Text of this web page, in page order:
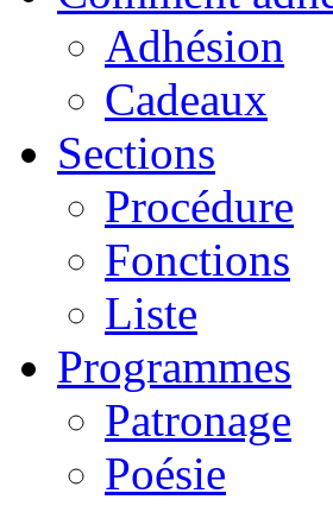
Adhésion
Cadeaux
Sections
Procédure
Fonctions
Liste
Programmes
Patronage
Poésie